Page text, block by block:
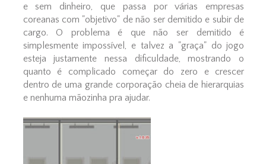
e sem dinheiro, que passa por várias empresas
coreanas com "objetivo" de não ser demitido e subir de
cargo. O problema é que não ser demitido é
simplesmente impossível, e talvez a "graça" do jogo
esteja justamente nessa dificuldade, mostrando o
quanto é complicado começar do zero e crescer
dentro de uma grande corporação cheia de hierarquias
e nenhuma mãozinha pra ajudar.